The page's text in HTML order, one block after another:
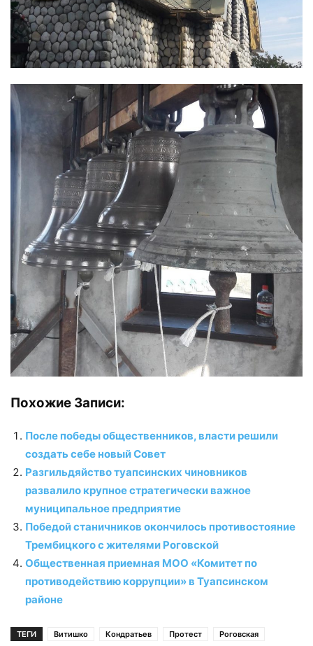
Похожие Записи:
После победы общественников, власти решили
создать себе новый Совет
Разгильдяйство туапсинских чиновников
развалило крупное стратегически важное
муниципальное предприятие
Победой станичников окончилось противостояние
Трембицкого с жителями Роговской
Общественная приемная МОО «Комитет по
противодействию коррупции» в Туапсинском
районе
ТЕГИ Витишко Кондратьев Протест
Роговская